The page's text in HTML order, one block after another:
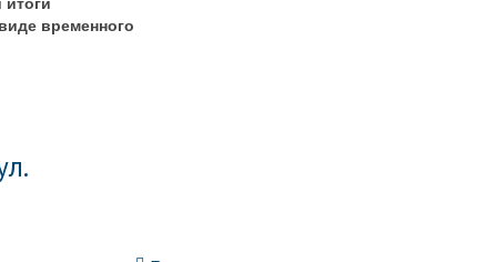
временного